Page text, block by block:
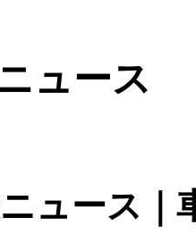
ュース
ュース｜